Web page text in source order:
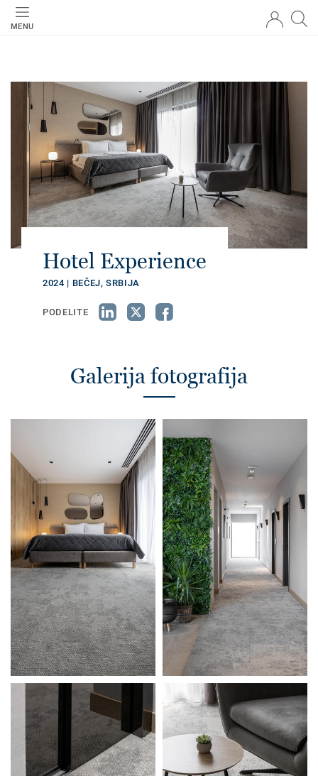
MENU
Hotel Experience
2024 | BEČEJ, SRBIJA
PODELITE
Galerija fotografija